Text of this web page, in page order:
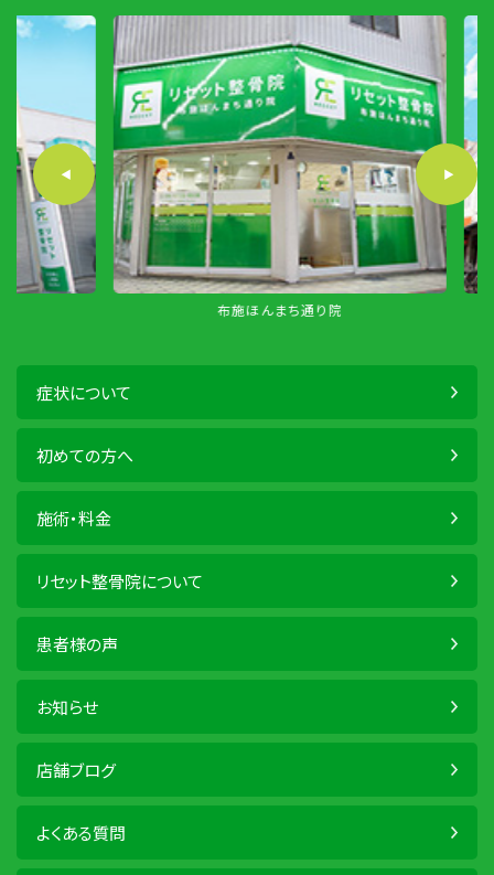
布施ほんまち通り院
症状について
初めての方へ
施術・料金
リセット整骨院について
患者様の声
お知らせ
店舗ブログ
よくある質問